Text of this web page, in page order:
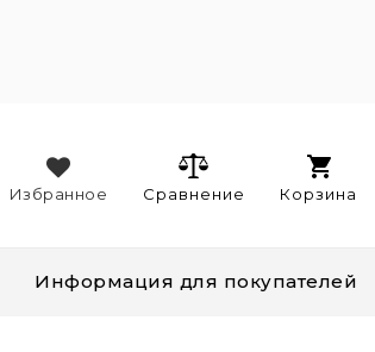
Корзина
Сравнение
Избранное
Информация для покупателей